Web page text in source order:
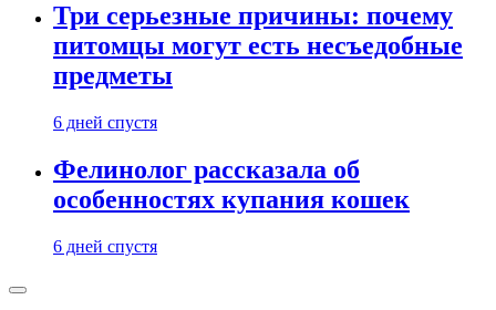
Три серьезные причины: почему
питомцы могут есть несъедобные
предметы
6 дней спустя
Фелинолог рассказала об
особенностях купания кошек
6 дней спустя